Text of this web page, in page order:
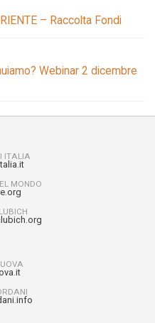
– Raccolta Fondi
Webinar 2 dicembre
ITALIA
MONDO